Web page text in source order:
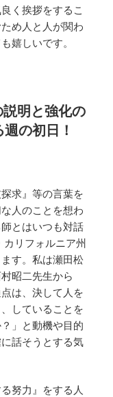
く挨拶をするこ
め人と人が関わ
嬉しいです。
明と強化の
の初日！
求』等の言葉を
人のことを想わ
とはいつも対話
リフォルニア州
す。私は瀬田松
昭二先生から
は、決して人を
していることを
」と動機や目的
話そうとする気
努力』をする人